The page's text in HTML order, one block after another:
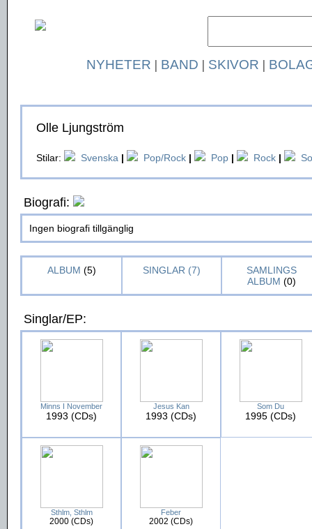
NYHETER | BAND | SKIVOR |
Olle Ljungström
Stilar: Svenska | Pop/Rock | Pop | Rock |
Biografi:
Ingen biografi tillgänglig
ALBUM (5) SINGLAR (7)
SAMLINGS
ALBUM (0)
Singlar/EP:
Minns I November
1993 (CDs)
Jesus Kan
1993 (CDs)
Som Du
1995 (CDs)
Sthlm, Sthlm
2000 (CDs)
Feber
2002 (CDs)